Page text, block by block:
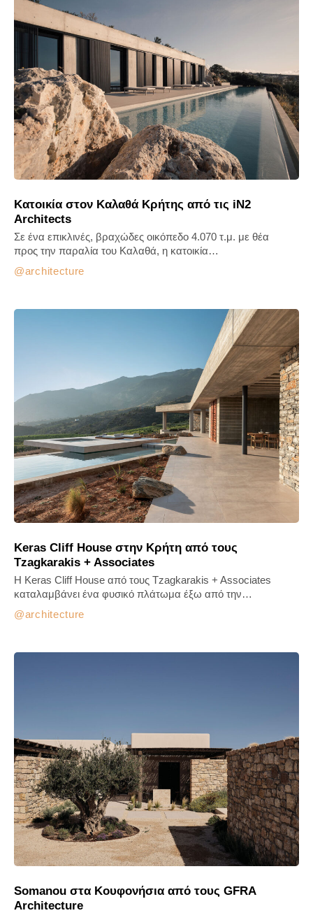
Κατοικία στον Καλαθά Κρήτης από τις iN2
Architects
architecture
Σε ένα επικλινές, βραχώδες οικόπεδο 4.070 τ.μ. με θέα
προς την παραλία του Καλαθά, η κατοικία…
Keras Cliff House στην Κρήτη από τους
Tzagkarakis + Associates
architecture
Η Keras Cliff House από τους Tzagkarakis + Associates
καταλαμβάνει ένα φυσικό πλάτωμα έξω από την…
Somanou στα Κουφονήσια από τους GFRA
Architecture